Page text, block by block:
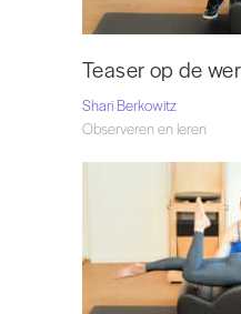
Teaser op de
Shari Berkowitz
Observeren en leren